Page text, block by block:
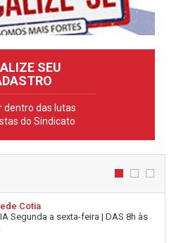
SEU
dentro das lutas
do Sindicato
Cotia
Segunda a sexta-feira | DAS 8h às